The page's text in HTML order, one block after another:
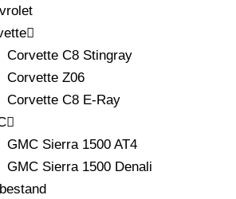
Corvette C8 Stingray
Corvette Z06
Corvette C8 E-Ray
GMC Sierra 1500 AT4
GMC Sierra 1500 Denali